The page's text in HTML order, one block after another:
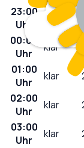
23:00
Uhr
klar
00:00
Uhr
klar
01:00
Uhr
klar
02:00
Uhr
klar
03:00
Uhr
klar